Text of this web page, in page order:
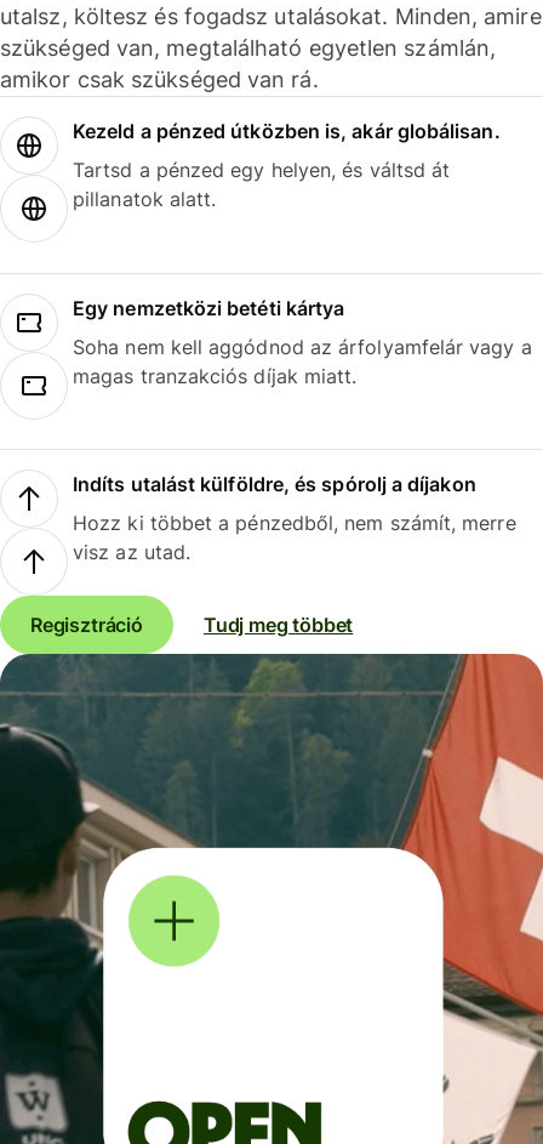
utalsz, költesz és fogadsz utalásokat. Minden, amire
szükséged van, megtalálható egyetlen számlán,
amikor csak szükséged van rá.
Kezeld a pénzed útközben is, akár globálisan.
Tartsd a pénzed egy helyen, és váltsd át
pillanatok alatt.
Egy nemzetközi betéti kártya
Soha nem kell aggódnod az árfolyamfelár vagy a
magas tranzakciós díjak miatt.
Indíts utalást külföldre, és spórolj a díjakon
Hozz ki többet a pénzedből, nem számít, merre
visz az utad.
Regisztráció Tudj meg többet